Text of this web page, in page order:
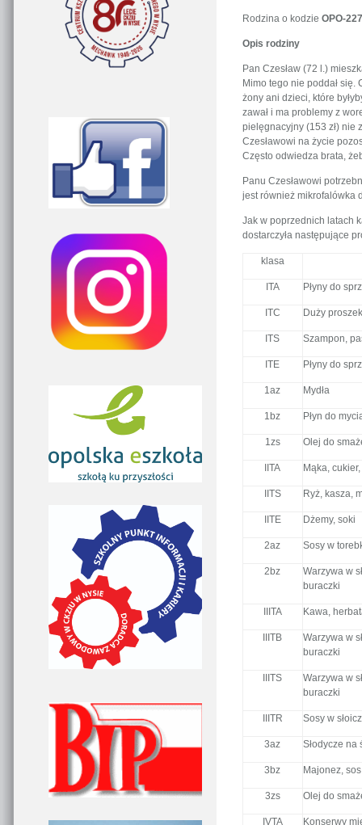
Rodzina o kodzie OPO-
Opis rodziny
Pan Czesław (72 l.)
Mimo tego nie poddał się.
żony ani dzieci, które
zawał i ma problemy z
pielęgnacyjny (153 zł) nie
Czesławowi na życie
Często odwiedza brata,
Panu Czesławowi
jest również mikrofalówka
Jak w poprzednich latach
dostarczyła następujące
klasa
ITA Płyny do
ITC Duży
ITS Szampon,
ITE Płyny do
1az Mydła
1bz Płyn do
1zs Olej do
IITA Mąka,
IITS Ryż, kasza,
IITE Dżemy, soki
2az Sosy w
2bz
Warzywa w
buraczki
IIITA Kawa,
IIITB
Warzywa w
buraczki
IIITS
Warzywa w
buraczki
IIITR Sosy w
3az Słodycze na
3bz Majonez,
3zs Olej do
IVTA Konserwy